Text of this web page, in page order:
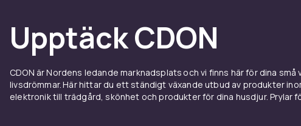
Galaxy
olyckor. Välj mellan
Komplettera med
Samsung mobilskal
Upptäck CDON
CDON är Nordens ledande marknadsplats och vi finns här för dina
livsdrömmar. Här hittar du ett ständigt växande utbud av produkter
elektronik till trädgård, skönhet och produkter för dina husdjur. Prylar